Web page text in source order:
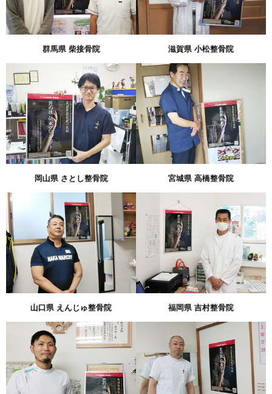
群馬県 柴接骨院 滋賀県 小松整骨院
岡山県 さとし整骨院 宮城県 高橋整骨院
山口県 えんじゅ整骨院 福岡県 吉村整骨院